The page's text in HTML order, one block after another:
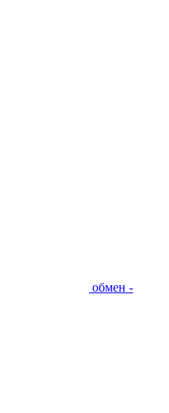
обмен -